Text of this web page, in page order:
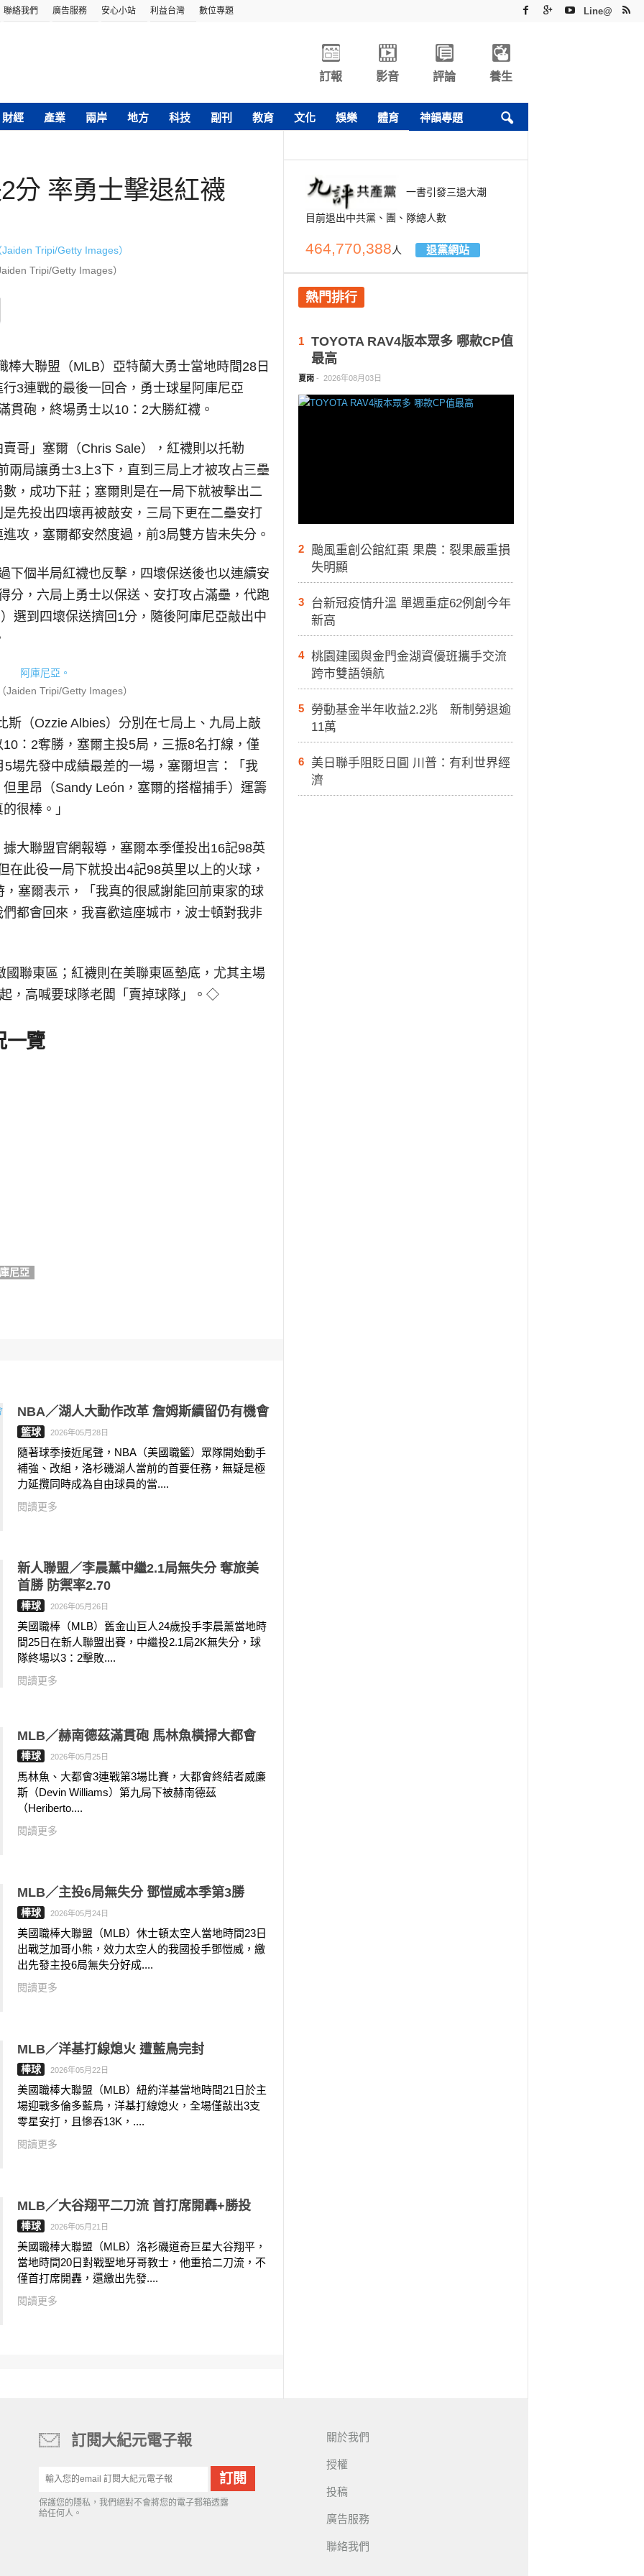
聯絡我們 廣告服務 安心小站 利益台灣 數位專題 Line@
訂報 影音 評論 養生
財經 產業 兩岸 地方 科技 副刊 教育 文化 娛樂 體育 神韻專題
分 率勇士擊退紅襪
Tripi/Getty Images）
棒大聯盟（MLB）亞特蘭大勇士當地時間28日
3連戰的最後一回合，勇士球星阿庫尼亞
貫砲，終場勇士以10：2大勝紅襪。
哥」塞爾（Chris Sale），紅襪則以托勒
兩局讓勇士3上3下，直到三局上才被攻占三壘
，成功下莊；塞爾則是在一局下就被擊出二
先投出四壞再被敲安，三局下更在二壘安打
攻，塞爾都安然度過，前3局雙方皆未失分。
下個半局紅襪也反擊，四壞保送後也以連續安
分，六局上勇士以保送、安打攻占滿壘，代跑
選到四壞保送擠回1分，隨後阿庫尼亞敲出中
Jaiden Tripi/Getty Images）
斯（Ozzie Albies）分別在七局上、九局上敲
：2奪勝，塞爾主投5局，三振8名打線，僅
場先發中成績最差的一場，塞爾坦言：「我
里昂（Sandy León，塞爾的搭檔捕手）運籌
很棒。」
大聯盟官網報導，塞爾本季僅投出16記98英
在此役一局下就投出4記98英里以上的火球，
塞爾表示，「我真的很感謝能回前東家的球
都會回來，我喜歡這座城市，波士頓對我非
聯東區；紅襪則在美聯東區墊底，尤其主場
，高喊要球隊老闆「賣掉球隊」。◇
一覽
尼亞
NBA／湖人大動作改革 詹姆斯續留仍有機會
籃球 2026年05月28日
隨著球季接近尾聲，NBA（美國職籃）眾隊開始動手
補強、改組，洛杉磯湖人當前的首要任務，無疑是極
力延攬同時成為自由球員的當....
閱讀更多
新人聯盟／李晨薰中繼2.1局無失分 奪旅美
首勝 防禦率2.70
棒球 2026年05月26日
美國職棒（MLB）舊金山巨人24歲投手李晨薰當地時
間25日在新人聯盟出賽，中繼投2.1局2K無失分，球
隊終場以3：2擊敗....
閱讀更多
MLB／赫南德茲滿貫砲 馬林魚橫掃大都會
棒球 2026年05月25日
馬林魚、大都會3連戰第3場比賽，大都會終結者威廉
斯（Devin Williams）第九局下被赫南德茲
（Heriberto....
閱讀更多
MLB／主投6局無失分 鄧愷威本季第3勝
棒球 2026年05月24日
美國職棒大聯盟（MLB）休士頓太空人當地時間23日
出戰芝加哥小熊，效力太空人的我國投手鄧愷威，繳
出先發主投6局無失分好成....
閱讀更多
MLB／洋基打線熄火 遭藍鳥完封
棒球 2026年05月22日
美國職棒大聯盟（MLB）紐約洋基當地時間21日於主
場迎戰多倫多藍鳥，洋基打線熄火，全場僅敲出3支
零星安打，且慘吞13K，....
閱讀更多
MLB／大谷翔平二刀流 首打席開轟+勝投
棒球 2026年05月21日
美國職棒大聯盟（MLB）洛衫磯道奇巨星大谷翔平，
當地時間20日對戰聖地牙哥教士，他重拾二刀流，不
僅首打席開轟，還繳出先發....
閱讀更多
一書引發三退大潮
目前退出中共黨、團、隊總人數
464,770,388人 退黨網站
熱門排行
1
TOYOTA RAV4版本眾多 哪款CP值
最高
夏雨 - 2026年08月03日
2
颱風重創公館紅棗 果農：裂果嚴重損
失明顯
3
台新冠疫情升溫 單週重症62例創今年
新高
4
桃園建國與金門金湖資優班攜手交流
跨市雙語領航
5
勞動基金半年收益2.2兆 新制勞退逾
11萬
6
美日聯手阻貶日圓 川普：有利世界經
濟
訂閱大紀元電子報
保護您的隱私，我們絕對不會將您的電子郵箱透露
給任何人。
關於我們
授權
投稿
廣告服務
聯絡我們